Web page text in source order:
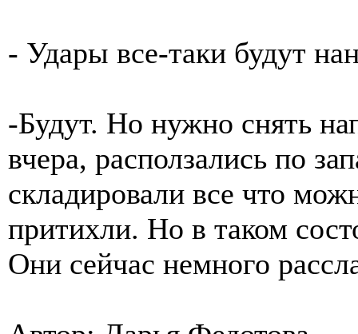
- Удары все-таки будут
-Будут. Но нужно снять
вчера, расползались по
складировали все что
притихли. Но в таком
Они сейчас немного